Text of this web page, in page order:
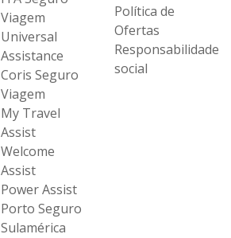
Viagem
Universal
Assistance
Coris Seguro
Viagem
My Travel
Assist
Welcome
Assist
Power Assist
Porto Seguro
Sulamérica
Política de
Ofertas
Responsabilidade
social